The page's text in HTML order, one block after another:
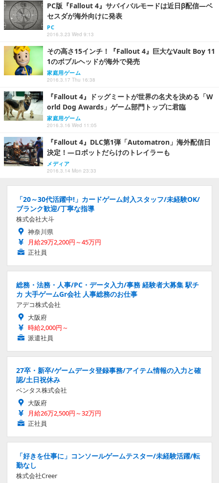
PC版『Fallout 4』サバイバルモードは近日β配信―ベ
セスダが海外向けに発表
PC
2016.3.23 Wed 9:13
その高さ15インチ！『Fallout 4』巨大なVault Boy 11
1のボブルヘッドが海外で発売
家庭用ゲーム
2016.3.17 Thu 16:38
『Fallout 4』ドッグミートが世界の名犬を決める「W
orld Dog Awards」ゲーム部門トップに君臨
家庭用ゲーム
2016.3.16 Wed 11:05
『Fallout 4』DLC第1弾「Automatron」海外配信日
決定！―ロボットだらけのトレイラーも
メディア
2016.3.14 Mon 23:33
「20～30代活躍中!」カードゲーム封入スタッフ/未経験OK/
ブランク歓迎/丁寧な指導
株式会社大斗
神奈川県
月給29万2,200円～45万円
正社員
総務・法務・人事/PC・データ入力/事務 経験者大募集 駅チ
カ 大手ゲームGr会社 人事総務のお仕事
アデコ株式会社
大阪府
時給2,000円～
派遣社員
27卒・新卒/ゲームデータ登録事務/アイテム情報の入力と確
認/土日祝休み
ベンタス株式会社
大阪府
月給26万2,500円～32万円
正社員
「好きを仕事に」コンソールゲームテスター/未経験活躍/転
勤なし
株式会社Creer